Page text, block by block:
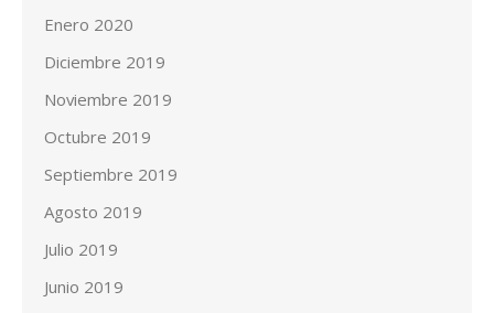
Enero 2020
Diciembre 2019
Noviembre 2019
Octubre 2019
Septiembre 2019
Agosto 2019
Julio 2019
Junio 2019